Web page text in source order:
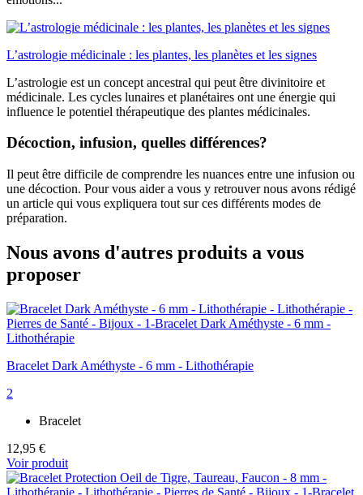
L’astrologie médicinale : les plantes, les planètes et les signes
L’astrologie est un concept ancestral qui peut être divinitoire et
médicinale. Les cycles lunaires et planétaires ont une énergie qui
influence le potentiel thérapeutique des plantes médicinales.
Décoction, infusion, quelles différences?
Il peut être difficile de comprendre les nuances entre une infusion ou
une décoction. Pour vous aider a vous y retrouver nous avons rédigé
un article qui vous expliquera tout sur ces différents modes de
préparation.
Nous avons d'autres produits a vous
proposer
Bracelet Dark Améthyste - 6 mm - Lithothérapie
2
Bracelet
12,95 €
Voir produit